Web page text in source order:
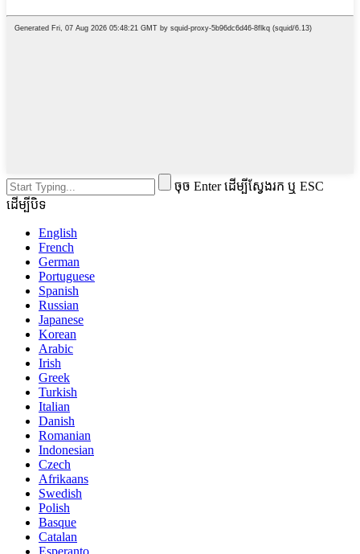
ចុច Enter ដើម្បីស្វែងរក ឬ ESC
ដើម្បីបិទ
English
French
German
Portuguese
Spanish
Russian
Japanese
Korean
Arabic
Irish
Greek
Turkish
Italian
Danish
Romanian
Indonesian
Czech
Afrikaans
Swedish
Polish
Basque
Catalan
Esperanto